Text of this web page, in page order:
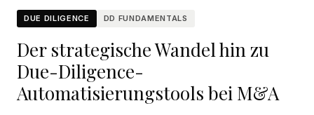
DUE DILIGENCE DD FUNDAMENTALS
Der strategische Wandel hin zu
Due-Diligence-
Automatisierungstools bei M&A